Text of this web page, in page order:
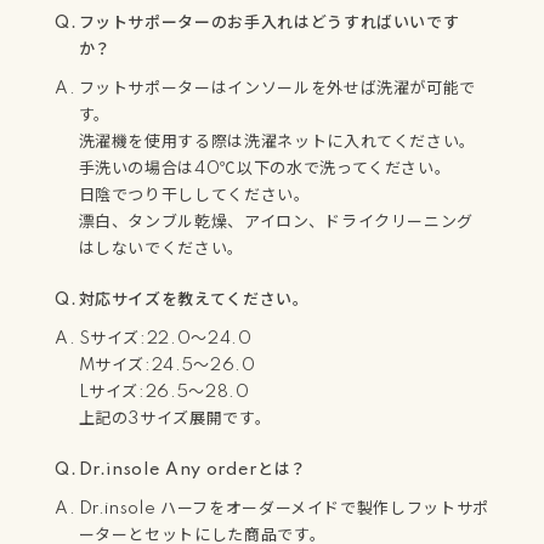
フットサポーターのお手入れはどうすればいいです
か？
フットサポーターはインソールを外せば洗濯が可能で
す。
洗濯機を使用する際は洗濯ネットに入れてください。
手洗いの場合は40℃以下の水で洗ってください。
日陰でつり干ししてください。
漂白、タンブル乾燥、アイロン、ドライクリーニング
はしないでください。
対応サイズを教えてください。
Sサイズ:22.0～24.0
Mサイズ:24.5～26.0
Lサイズ:26.5～28.0
上記の3サイズ展開です。
Dr.insole Any orderとは？
Dr.insole ハーフをオーダーメイドで製作しフットサポ
ーターとセットにした商品です。